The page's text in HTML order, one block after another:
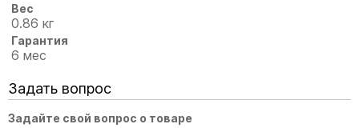
Вес
0.86 кг
Гарантия
6 мес
Задать вопрос
Задайте свой вопрос о товаре